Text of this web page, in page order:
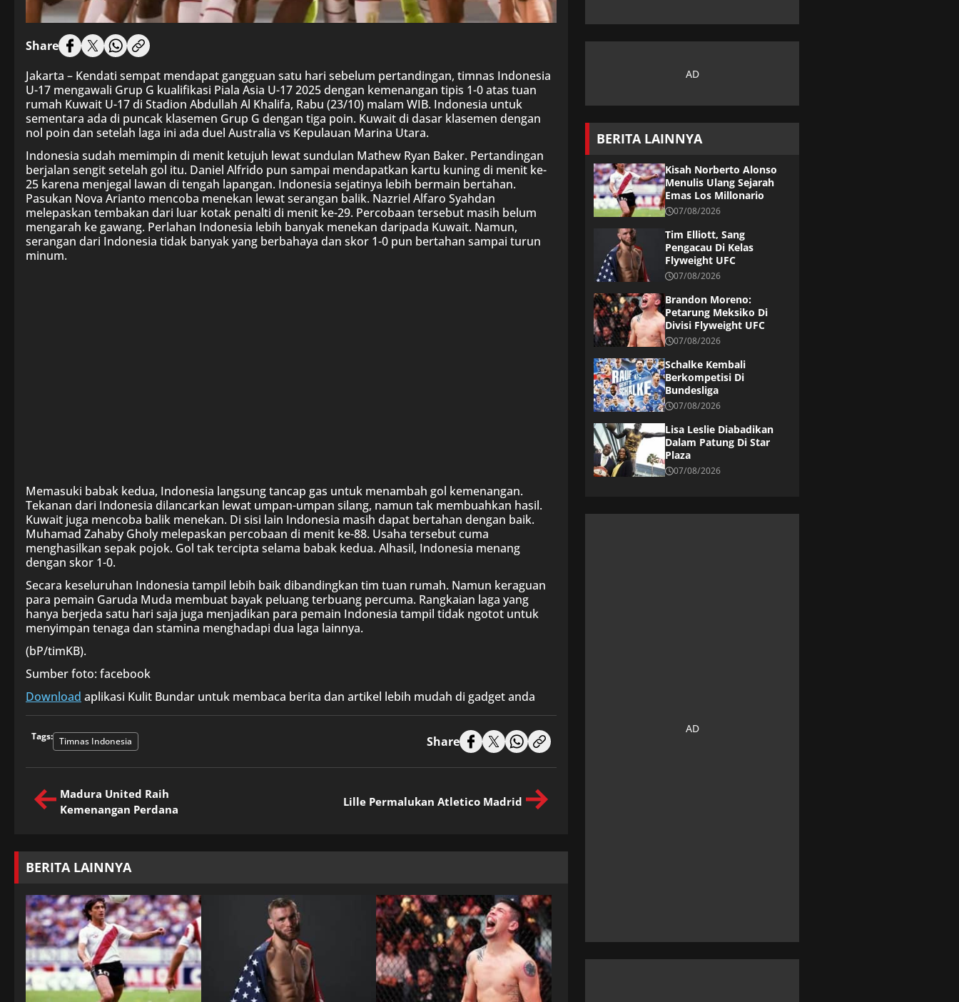
Share
Jakarta – Kendati sempat mendapat gangguan satu hari sebelum pertandingan, timnas Indonesia
U-17 mengawali Grup G kualifikasi Piala Asia U-17 2025 dengan kemenangan tipis 1-0 atas tuan
rumah Kuwait U-17 di Stadion Abdullah Al Khalifa, Rabu (23/10) malam WIB. Indonesia untuk
sementara ada di puncak klasemen Grup G dengan tiga poin. Kuwait di dasar klasemen dengan
nol poin dan setelah laga ini ada duel Australia vs Kepulauan Marina Utara.
Indonesia sudah memimpin di menit ketujuh lewat sundulan Mathew Ryan Baker. Pertandingan
berjalan sengit setelah gol itu. Daniel Alfrido pun sampai mendapatkan kartu kuning di menit ke-
25 karena menjegal lawan di tengah lapangan. Indonesia sejatinya lebih bermain bertahan.
Pasukan Nova Arianto mencoba menekan lewat serangan balik. Nazriel Alfaro Syahdan
melepaskan tembakan dari luar kotak penalti di menit ke-29. Percobaan tersebut masih belum
mengarah ke gawang. Perlahan Indonesia lebih banyak menekan daripada Kuwait. Namun,
serangan dari Indonesia tidak banyak yang berbahaya dan skor 1-0 pun bertahan sampai turun
minum.
Memasuki babak kedua, Indonesia langsung tancap gas untuk menambah gol kemenangan.
Tekanan dari Indonesia dilancarkan lewat umpan-umpan silang, namun tak membuahkan hasil.
Kuwait juga mencoba balik menekan. Di sisi lain Indonesia masih dapat bertahan dengan baik.
Muhamad Zahaby Gholy melepaskan percobaan di menit ke-88. Usaha tersebut cuma
menghasilkan sepak pojok. Gol tak tercipta selama babak kedua. Alhasil, Indonesia menang
dengan skor 1-0.
Secara keseluruhan Indonesia tampil lebih baik dibandingkan tim tuan rumah. Namun keraguan
para pemain Garuda Muda membuat bayak peluang terbuang percuma. Rangkaian laga yang
hanya berjeda satu hari saja juga menjadikan para pemain Indonesia tampil tidak ngotot untuk
menyimpan tenaga dan stamina menghadapi dua laga lainnya.
(bP/timKB).
Sumber foto: facebook
Download aplikasi Kulit Bundar untuk membaca berita dan artikel lebih mudah di gadget anda
Tags: Timnas Indonesia Share
Madura United Raih
Kemenangan Perdana
Lille Permalukan Atletico Madrid
BERITA LAINNYA
BERITA LAINNYA
Kisah Norberto Alonso
Menulis Ulang Sejarah
Emas Los Millonario
07/08/2026
Tim Elliott, Sang
Pengacau Di Kelas
Flyweight UFC
07/08/2026
Brandon Moreno:
Petarung Meksiko Di
Divisi Flyweight UFC
07/08/2026
Schalke Kembali
Berkompetisi Di
Bundesliga
07/08/2026
Lisa Leslie Diabadikan
Dalam Patung Di Star
Plaza
07/08/2026